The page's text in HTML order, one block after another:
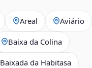
Areal Aviário
Baixa da Colina
Baixada da Habitasa